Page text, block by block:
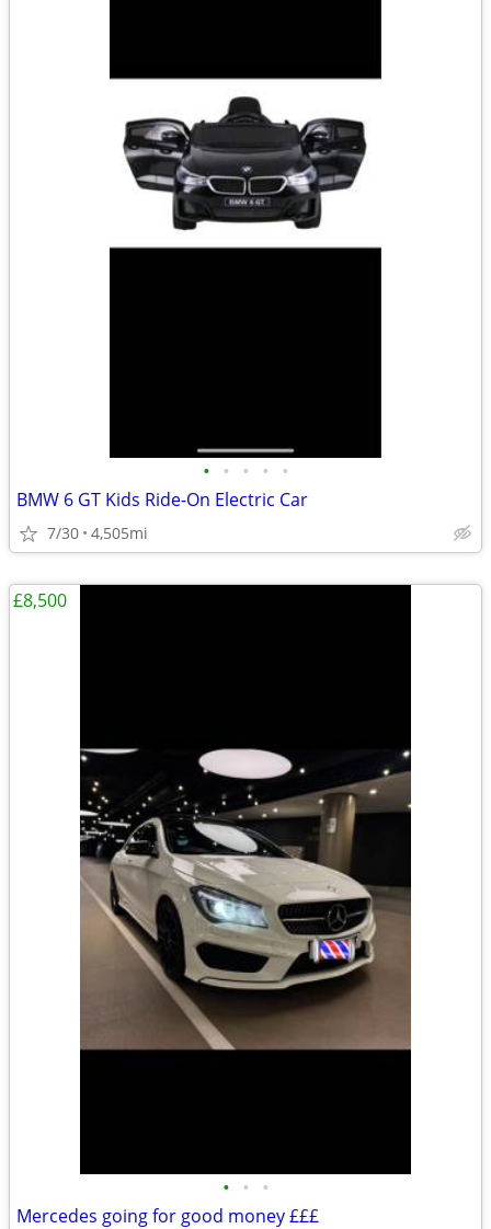
• • • • •
BMW 6 GT Kids Ride-On Electric Car
7/30 4,505mi
• • •
Mercedes going for good money £££
£8,500